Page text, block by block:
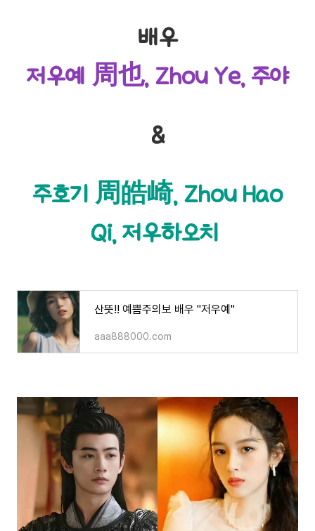
배우
저우예 周也, Zhou Ye, 주야
&
주호기 周皓崎, Zhou Hao
Qi, 저우하오치
산뜻!! 예쁨주의보 배우 "저우예"
aaa888000.com